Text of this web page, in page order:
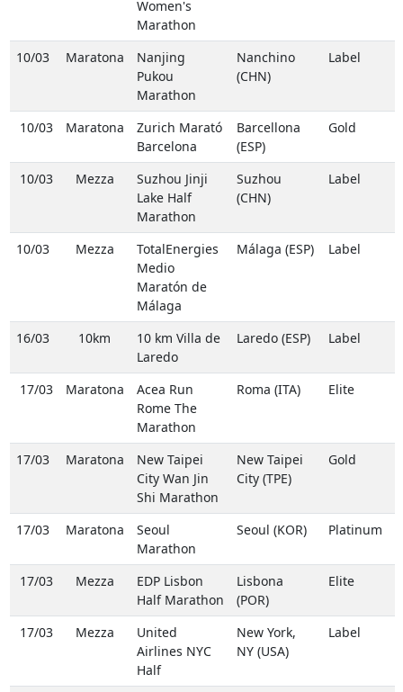
Women's
Marathon
10/03 Maratona
Nanjing
Pukou
Marathon
Nanchino
(CHN)
Label
10/03 Maratona
Zurich Marató
Barcelona
Barcellona
(ESP)
Gold
10/03 Mezza
Suzhou Jinji
Lake Half
Marathon
Suzhou
(CHN)
Label
10/03 Mezza
TotalEnergies
Medio
Maratón de
Málaga
Málaga (ESP) Label
16/03 10km
10 km Villa de
Laredo
Laredo (ESP) Label
17/03 Maratona
Acea Run
Rome The
Marathon
Roma (ITA) Elite
17/03 Maratona
New Taipei
City Wan Jin
Shi Marathon
New Taipei
City (TPE)
Gold
17/03 Maratona
Seoul
Marathon
Seoul (KOR) Platinum
17/03 Mezza
EDP Lisbon
Half Marathon
Lisbona
(POR)
Elite
17/03 Mezza
United
Airlines NYC
Half
New York,
NY (USA)
Label